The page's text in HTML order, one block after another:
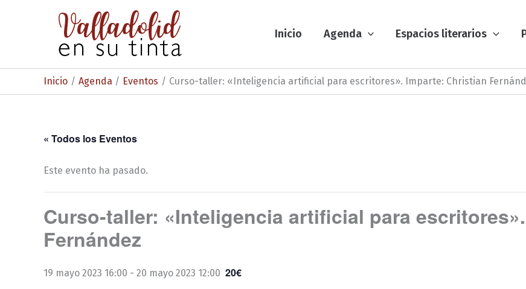
Inicio Agenda Espacios literarios
Inicio Agenda Eventos Curso-taller: «Inteligencia artificial para escritores». Imparte: Christian
« Todos los Eventos
Este evento ha pasado.
Curso-taller: «Inteligencia artificial para
Fernández
19 mayo 2023 16:00 - 20 mayo 2023 12:00 20€